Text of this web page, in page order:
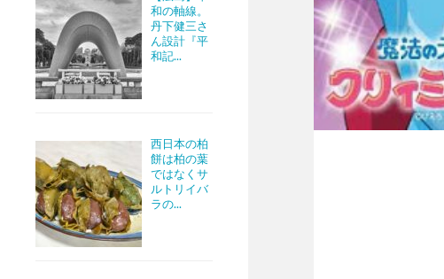
和の軸線。
丹下健三さ
ん設計『平
和記...
西日本の柏
餅は柏の葉
ではなくサ
ルトリイバ
ラの...